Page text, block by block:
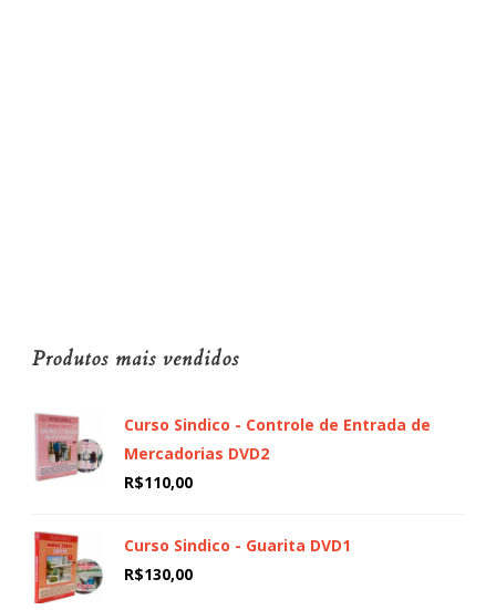
Produtos mais vendidos
Curso Sindico - Controle de Entrada de
Mercadorias DVD2
R$110,00
Curso Sindico - Guarita DVD1
R$130,00